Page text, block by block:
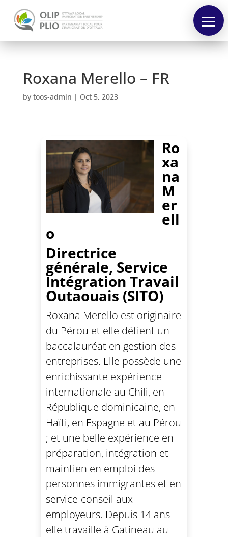
Forum
Speakers
Program
Français
Roxana Merello – FR
by toos-admin | Oct 5, 2023
Ro
xa
na
M
er
ell
o
Directrice
générale, Service
Intégration Travail
Outaouais (SITO)
Roxana Merello est originaire
du Pérou et elle détient un
baccalauréat en gestion des
entreprises. Elle possède une
enrichissante expérience
internationale au Chili, en
République dominicaine, en
Haïti, en Espagne et au Pérou
; et une belle expérience en
préparation, intégration et
maintien en emploi des
personnes immigrantes et en
service-conseil aux
employeurs. Depuis 14 ans
elle travaille à Gatineau au